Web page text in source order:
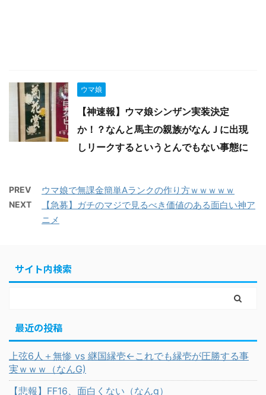
ウマ娘
【神速報】ウマ娘シンザン実装決定
か！？なんと馬主の親族がなんＪに出現
しリークするというとんでもない事態に
PREV ウマ娘で無課金簡単Aランクの作り方ｗｗｗｗｗ
NEXT
【急募】ガチのマジで見るべき価値のある面白い神ア
ニメ
サイト内検索
最近の投稿
上弦6人＋無惨 vs 継国縁壱←これでも縁壱が圧勝する事
実ｗｗｗ（なんG)
【悲報】FF16、面白くない（なんg）